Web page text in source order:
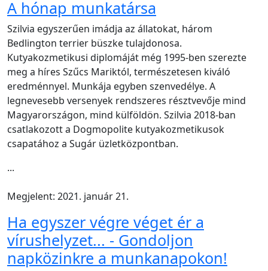
A hónap munkatársa
Szilvia egyszerűen imádja az állatokat, három
Bedlington terrier büszke tulajdonosa.
Kutyakozmetikusi diplomáját még 1995-ben szerezte
meg a híres Szűcs Mariktól, természetesen kiváló
eredménnyel. Munkája egyben szenvedélye. A
legnevesebb versenyek rendszeres résztvevője mind
Magyarországon, mind külföldön. Szilvia 2018-ban
csatlakozott a Dogmopolite kutyakozmetikusok
csapatához a Sugár üzletközpontban.
...
Megjelent: 2021. január 21.
Ha egyszer végre véget ér a
vírushelyzet... - Gondoljon
napközinkre a munkanapokon!